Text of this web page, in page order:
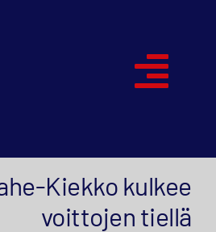
Kiekko kulkee
voittojen tiellä